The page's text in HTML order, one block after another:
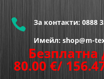
 За контакти: 0888
Имейл: shop@m-
Безплатна
80.00 €/